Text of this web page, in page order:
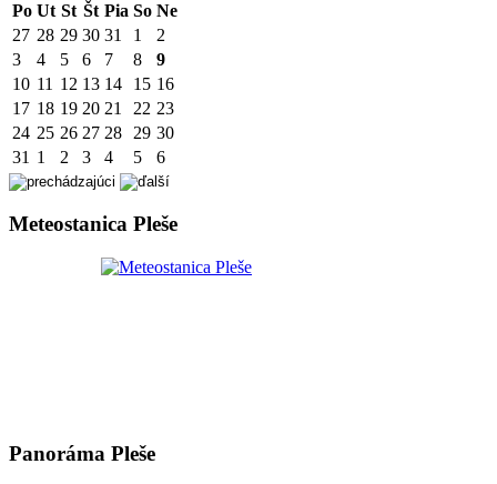
Po Ut St Št Pia So Ne
27 28 29 30 31 1
2
3
4 5 6 7 8
9
10 11 12 13 14 15 16
17 18 19 20 21 22 23
24 25 26 27 28 29 30
31 1 2 3 4 5 6
Meteostanica Pleše
Panoráma Pleše